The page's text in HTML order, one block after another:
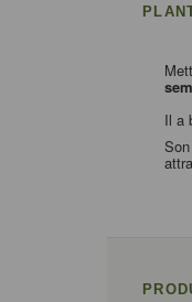
Il a